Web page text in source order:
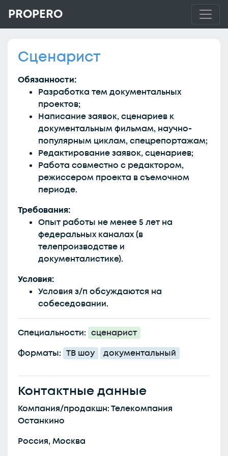
PROPERO
Сценарист
Обязанности:
Разработка тем документальных
проектов;
Написание заявок, сценариев к
документальным фильмам, научно-
популярным циклам, спецрепортажам;
Редактирование заявок, сценариев;
Работа совместно с редактором,
режиссером проекта в съемочном
периоде.
Требования:
Опыт работы не менее 5 лет на
федеральных каналах (в
телепроизводстве и
документалистике).
Условия:
Условия з/п обсуждаются на
собеседовании.
Специальности: сценарист
Форматы: ТВ шоу документальный
Контактные данные
Компания/продакшн: Телекомпания
Останкино
Россия, Москва